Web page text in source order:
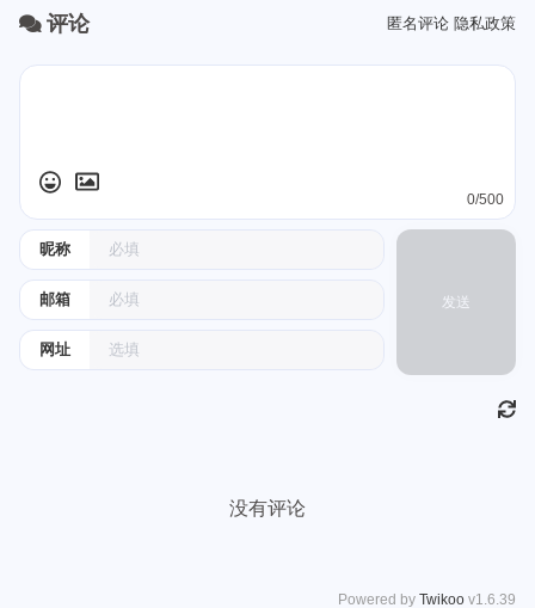
评论 匿名评论 隐私政策
昵称
邮箱
网址
0/500
发送
没有评论
Powered by Twikoo v1.6.39